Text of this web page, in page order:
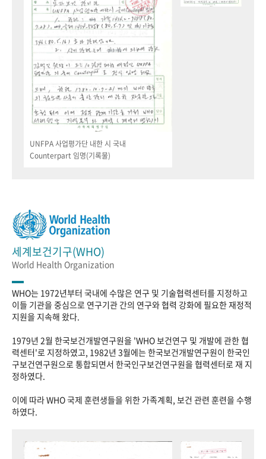
UNFPA 사업평가단 내한 시 국내
Counterpart 임명(기록물)
세계보건기구(WHO)
World Health Organization
WHO는 1972년부터 국내에 수많은 연구 및 기술협력센터를 지정하고
이들 기관을 중심으로 연구기관 간의 연구와 협력 강화에 필요한 재정적
지원을 지속해 왔다.
1979년 2월 한국보건개발연구원을 'WHO 보건연구 및 개발에 관한 협
력센터'로 지정하였고, 1982년 3월에는 한국보건개발연구원이 한국인
구보건연구원으로 통합되면서 한국인구보건연구원을 협력센터로 재 지
정하였다.
이에 따라 WHO 국제 훈련생들을 위한 가족계획, 보건 관련 훈련을 수행
하였다.